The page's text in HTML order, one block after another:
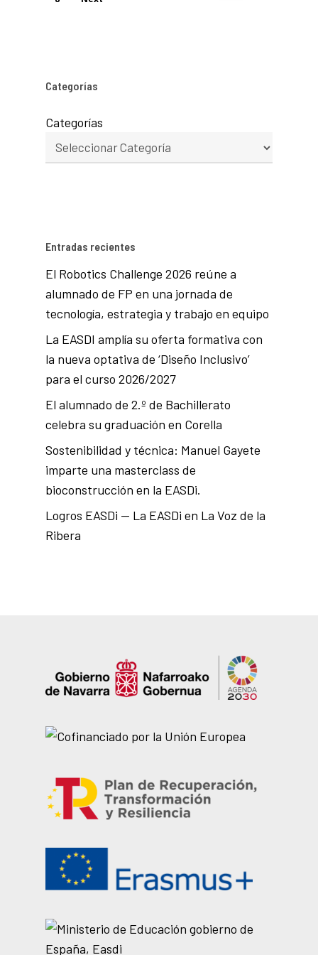
Categorías
Categorías
Entradas recientes
El Robotics Challenge 2026 reúne a
alumnado de FP en una jornada de
tecnología, estrategia y trabajo en equipo
La EASDI amplía su oferta formativa con
la nueva optativa de ‘Diseño Inclusivo’
para el curso 2026/2027
El alumnado de 2.º de Bachillerato
celebra su graduación en Corella
Sostenibilidad y técnica: Manuel Gayete
imparte una masterclass de
bioconstrucción en la EASDi.
Logros EASDi — La EASDi en La Voz de la
Ribera